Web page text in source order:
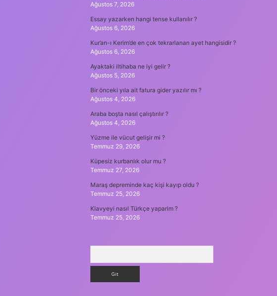
Ağustos 7, 2026
Essay yazarken hangi tense kullanılır ?
Ağustos 6, 2026
Kur’an-ı Kerim’de en çok tekrarlanan ayet hangisidir ?
Ağustos 6, 2026
Ayaktaki iltihaba ne iyi gelir ?
Ağustos 5, 2026
Bir önceki yıla ait fatura gider yazılır mı ?
Ağustos 4, 2026
Araba boşta nasıl çalıştırılır ?
Ağustos 4, 2026
Yüzme ile vücut gelişir mi ?
Temmuz 29, 2026
Küpesiz kurbanlık olur mu ?
Temmuz 27, 2026
Maraş depreminde kaç kişi kayıp oldu ?
Temmuz 25, 2026
Klavyeyi nasıl Türkçe yaparim ?
Temmuz 25, 2026